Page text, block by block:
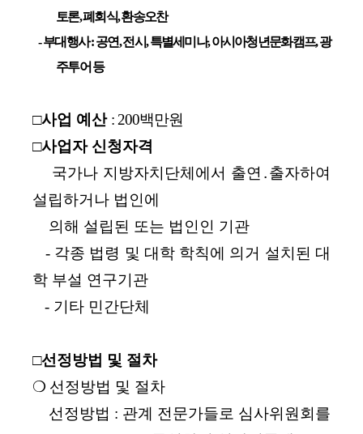
토론, 폐회식, 환송오찬
- 부대행사 :공연, 전시, 특별세미나, 아시아청년문화캠프, 광
주투어 등
□사업 예산 : 200백만원
□사업자 신청자격
­ 국가나 지방자치단체에서 출연․출자하여
설립하거나 법인에
의해 설립된 또는 법인인 기관
- 각종 법령 및 대학 학칙에 의거 설치된 대
학 부설 연구기관
- 기타 민간단체
□선정방법 및 절차
❍ 선정방법 및 절차
­ 선정방법 : 관계 전문가들로 심사위원회를